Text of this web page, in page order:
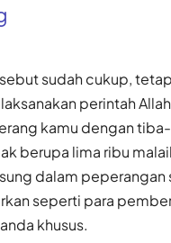
sudah cukup,
perintah
kamu dengan
berupa lima ribu
dalam peperangan
seperti para
khusus.